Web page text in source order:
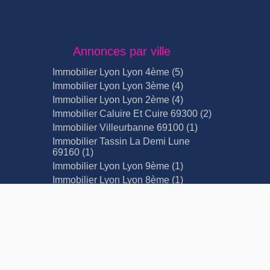
Annonces par ville
Immobilier Lyon Lyon 4ème (5)
Immobilier Lyon Lyon 3ème (4)
Immobilier Lyon Lyon 2ème (4)
Immobilier Caluire Et Cuire 69300 (2)
Immobilier Villeurbanne 69100 (1)
Immobilier Tassin La Demi Lune
69160 (1)
Immobilier Lyon Lyon 9ème (1)
Immobilier Lyon Lyon 8ème (1)